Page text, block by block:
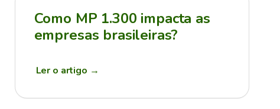
Como MP 1.300 impacta as
empresas brasileiras?
Ler o artigo →